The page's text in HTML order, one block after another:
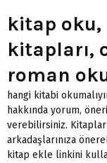
kitap
kitapları,
roman
hangi kitabi
hakkında yorum,
verebilirsiniz.
arkadaşlarınıza
kitap ekle linkini